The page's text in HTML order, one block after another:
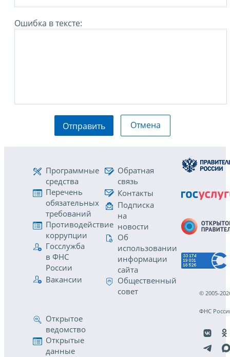
Ошибка в тексте:
Отправить Отмена
Программные
средства
Перечень
обязательных
требований
Противодействие
коррупции
Госслужба
в ФНС
России
Вакансии
Обратная
связь
Контакты
Подписка
на
новости
Об
использовании
информации
сайта
Общественный
совет
Открытое
ведомство
Открытые
данные
© 2005-
ФНС